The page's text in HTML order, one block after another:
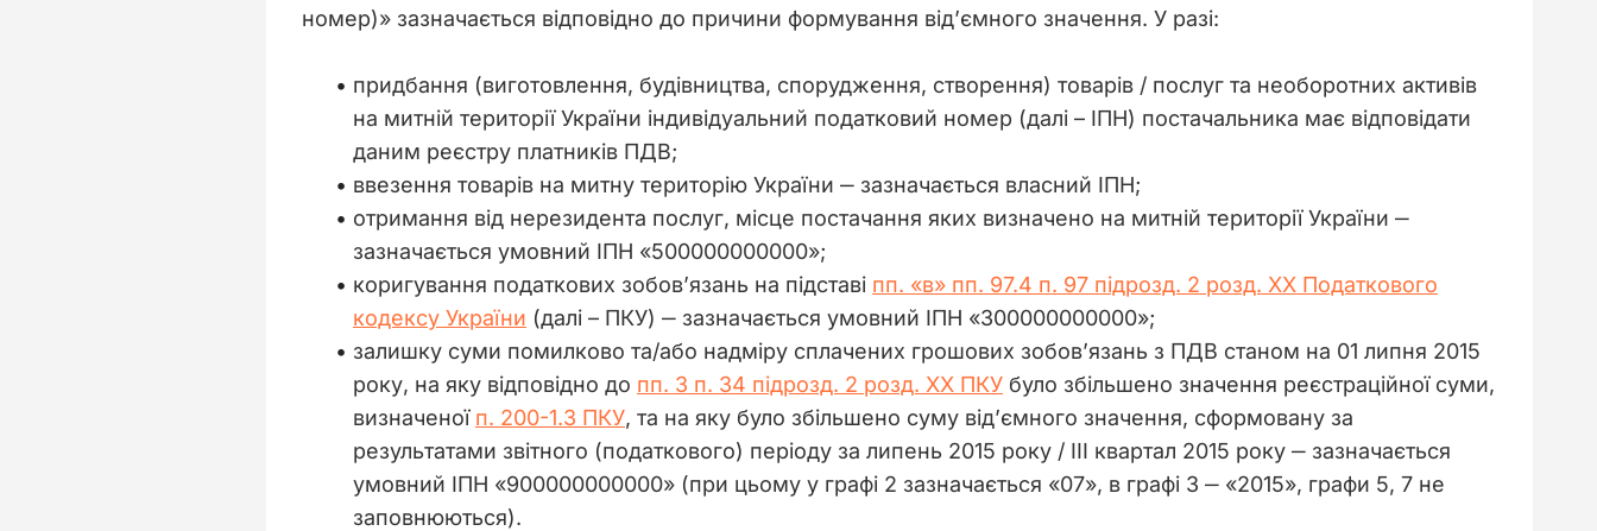
номер)» зазначається відповідно до причини формування від’ємного значення. У разі:
придбання (виготовлення, будівництва, спорудження, створення) товарів / послуг та необоротних активів
на митній території України індивідуальний податковий номер (далі – ІПН) постачальника має відповідати
даним реєстру платників ПДВ;
ввезення товарів на митну територію України ‒ зазначається власний ІПН;
отримання від нерезидента послуг, місце постачання яких визначено на митній території України ‒
зазначається умовний ІПН «500000000000»;
коригування податкових зобов’язань на підставі пп. «в» пп. 97.4 п. 97 підрозд. 2 розд. ХХ Податкового
кодексу України (далі – ПКУ) ‒ зазначається умовний ІПН «300000000000»;
залишку суми помилково та/або надміру сплачених грошових зобов’язань з ПДВ станом на 01 липня 2015
року, на яку відповідно до пп. 3 п. 34 підрозд. 2 розд. ХХ ПКУ було збільшено значення реєстраційної суми,
визначеної п. 200-1.3 ПКУ, та на яку було збільшено суму від’ємного значення, сформовану за
результатами звітного (податкового) періоду за липень 2015 року / III квартал 2015 року ‒ зазначається
умовний ІПН «900000000000» (при цьому у графі 2 зазначається «07», в графі 3 ‒ «2015», графи 5, 7 не
заповнюються).